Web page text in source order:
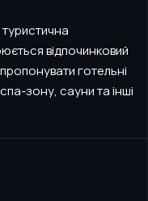
відпочинковий
готельні
зону, сауни та інші